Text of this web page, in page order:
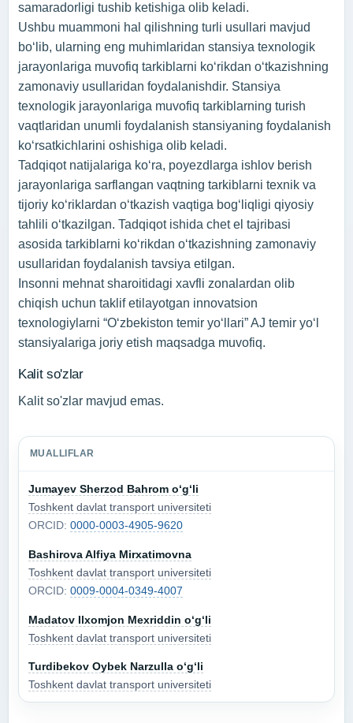
samaradorligi tushib ketishiga olib keladi.
Ushbu muammoni hal qilishning turli usullari mavjud
bo‘lib, ularning eng muhimlaridan stansiya texnologik
jarayonlariga muvofiq tarkiblarni ko‘rikdan o‘tkazishning
zamonaviy usullaridan foydalanishdir. Stansiya
texnologik jarayonlariga muvofiq tarkiblarning turish
vaqtlaridan unumli foydalanish stansiyaning foydalanish
ko‘rsatkichlarini oshishiga olib keladi.
Tadqiqot natijalariga koʻra, poyezdlarga ishlov berish
jarayonlariga sarflangan vaqtning tarkiblarni texnik va
tijoriy ko‘riklardan o‘tkazish vaqtiga bog‘liqligi qiyosiy
tahlili o‘tkazilgan. Tadqiqot ishida chet el tajribasi
asosida tarkiblarni ko‘rikdan o‘tkazishning zamonaviy
usullaridan foydalanish tavsiya etilgan.
Insonni mehnat sharoitidagi xavfli zonalardan olib
chiqish uchun taklif etilayotgan innovatsion
texnologiylarni “O‘zbekiston temir yo‘llari” AJ temir yo‘l
stansiyalariga joriy etish maqsadga muvofiq.
Kalit so'zlar
Kalit so'zlar mavjud emas.
MUALLIFLAR
Jumayev Sherzod Bahrom o‘g‘li
Toshkent davlat transport universiteti
ORCID: 0000-0003-4905-9620
Bashirova Alfiya Mirxatimovna
Toshkent davlat transport universiteti
ORCID: 0009-0004-0349-4007
Madatov Ilxomjon Mexriddin o‘g‘li
Toshkent davlat transport universiteti
Turdibekov Oybek Narzulla o‘g‘li
Toshkent davlat transport universiteti